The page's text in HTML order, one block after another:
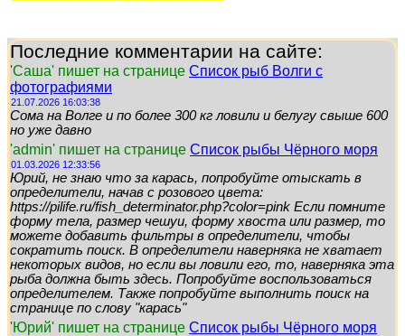
Последние комментарии на сайте:
'Саша' пишет на странице Список рыб Волги с
фотографиями
21.07.2026 16:03:38
Сома на Волге и по более 300 кг ловили и белугу свыше 600
но уже давно
'admin' пишет на странице Список рыбы Чёрного моря
01.03.2026 12:33:56
Юрий, не знаю что за карась, попробуйте отыскать в
определители, начав с розового цвета:
https://pilife.ru/fish_determinator.php?color=pink Если помните
форму тела, размер чешуи, форму хвоста или размер, то
можете добавить фильтры в определители, чтобы
сократить поиск. В определители наверняка не хватает
некоторых видов, но если вы ловили его, то, наверняка эта
рыба должна быть здесь. Попробуйте воспользоваться
определителем. Также попробуйте выполнить поиск на
странице по слову "карась"
'Юрий' пишет на странице Список рыбы Чёрного моря